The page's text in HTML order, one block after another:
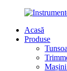
Acasă
Produse